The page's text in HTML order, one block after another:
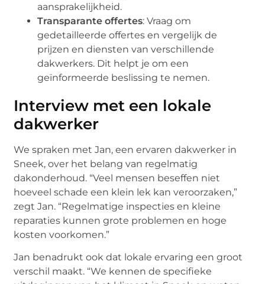
aansprakelijkheid.
Transparante offertes: Vraag om
gedetailleerde offertes en vergelijk de
prijzen en diensten van verschillende
dakwerkers. Dit helpt je om een
geïnformeerde beslissing te nemen.
Interview met een lokale
dakwerker
We spraken met Jan, een ervaren dakwerker in
Sneek, over het belang van regelmatig
dakonderhoud. “Veel mensen beseffen niet
hoeveel schade een klein lek kan veroorzaken,”
zegt Jan. “Regelmatige inspecties en kleine
reparaties kunnen grote problemen en hoge
kosten voorkomen.”
Jan benadrukt ook dat lokale ervaring een groot
verschil maakt. “We kennen de specifieke